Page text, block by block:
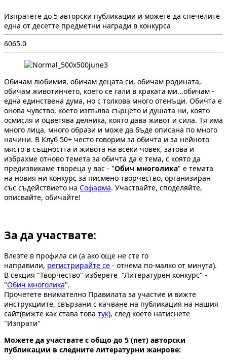
Изпратете до 5 авторски публикации и можете да спечелите
една от десетте предметни награди в конкурса
6065.0
Обичам любимия, обичам децата си, обичам родината,
обичам животинчето, което се гали в краката ми...обичам -
една единствена дума, но с толкова много отенъци. Обичта е
онова чувство, което изпълва сърцето и душата ни, която
осмисля и оцветява делника, която дава живот и сила. Тя има
много лица, много образи и може да бъде описана по много
начини. В Клуб 50+ често говорим за обичта и за нейното
място в същността и живота на всеки човек, затова и
избрахме отново темета за обичта да е тема, с която да
предизвикаме твореца у вас - "Обич многолика" е темата
на новия ни конкурс за писмено творчество, организиран
със съдействието на Софарма. Участвайте, споделяйте,
описвайте, обичайте!
За да участвате:
Влезте в профила си (а ако още не сте го
направили, регистрирайте се - отнема по-малко от минута).
В секция "Творчество" изберете "Литературен конкурс" -
"Обич многолика".
Прочетете внимателно Правилата за участие и вижте
инструкциите, свързани с качване на публикация на нашия
сайт(вижте как става това тук), след което натиснете
"Изпрати"
Можете да участвате с общо до 5 (пет) авторски
публикации в следните литературни жанрове: